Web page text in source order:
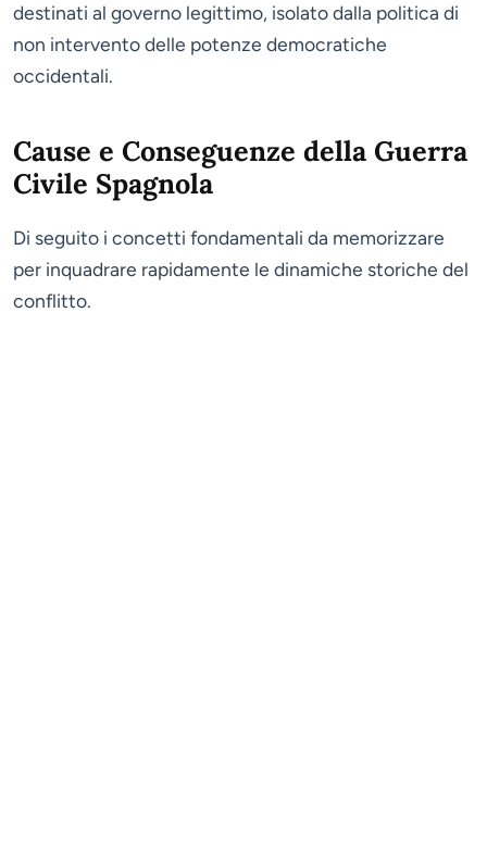
destinati al governo legittimo, isolato dalla politica di
non intervento delle potenze democratiche
occidentali.
Cause e Conseguenze della Guerra
Civile Spagnola
Di seguito i concetti fondamentali da memorizzare
per inquadrare rapidamente le dinamiche storiche del
conflitto.